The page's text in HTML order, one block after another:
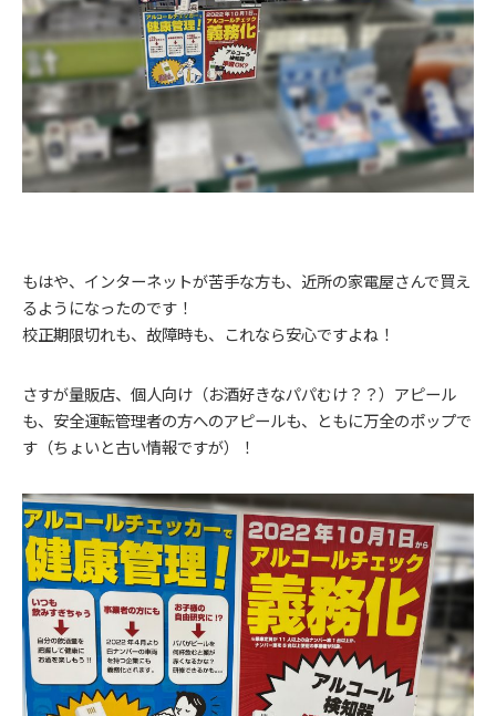
もはや、インターネットが苦手な方も、近所の家電屋さんで買え
るようになったのです！
校正期限切れも、故障時も、これなら安心ですよね！
さすが量販店、個人向け（お酒好きなパパむけ？？）アピール
も、安全運転管理者の方へのアピールも、ともに万全のポップで
す（ちょいと古い情報ですが）！